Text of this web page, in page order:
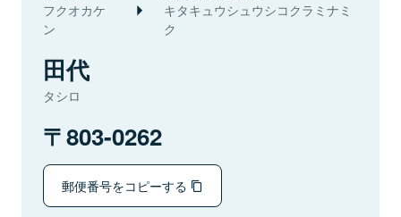
フクオカケ
ン
キタキュウシュウシコクラミナミ
ク
田代
タシロ
803-0262
郵便番号をコピーする